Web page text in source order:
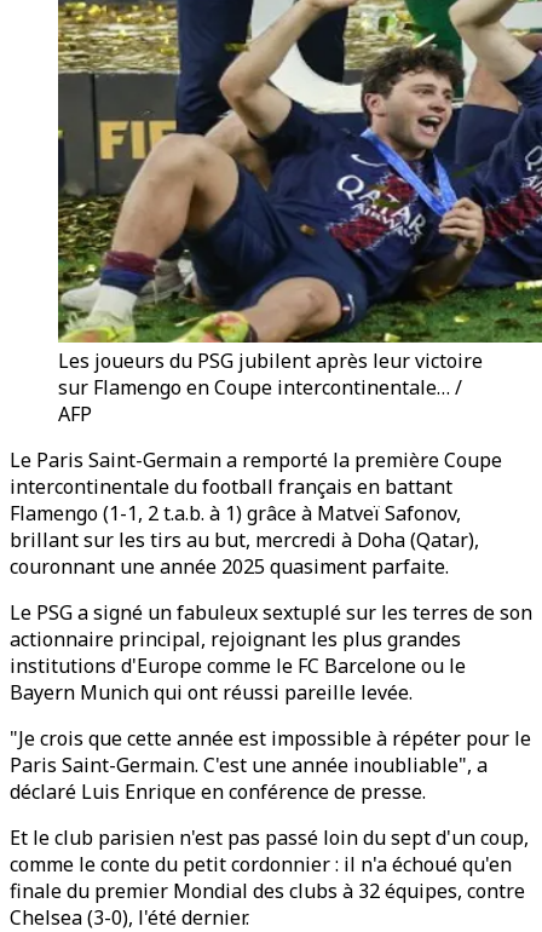
Les joueurs du PSG jubilent après leur victoire
sur Flamengo en Coupe intercontinentale… /
AFP
Le Paris Saint-Germain a remporté la première Coupe
intercontinentale du football français en battant
Flamengo (1-1, 2 t.a.b. à 1) grâce à Matveï Safonov,
brillant sur les tirs au but, mercredi à Doha (Qatar),
couronnant une année 2025 quasiment parfaite.
Le PSG a signé un fabuleux sextuplé sur les terres de son
actionnaire principal, rejoignant les plus grandes
institutions d'Europe comme le FC Barcelone ou le
Bayern Munich qui ont réussi pareille levée.
"Je crois que cette année est impossible à répéter pour le
Paris Saint-Germain. C'est une année inoubliable", a
déclaré Luis Enrique en conférence de presse.
Et le club parisien n'est pas passé loin du sept d'un coup,
comme le conte du petit cordonnier : il n'a échoué qu'en
finale du premier Mondial des clubs à 32 équipes, contre
Chelsea (3-0), l'été dernier.